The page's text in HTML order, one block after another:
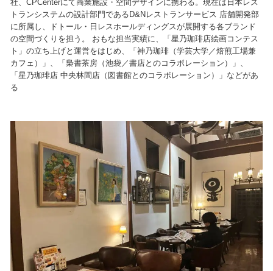
社、CPCenterにて商業施設・空間デザインに携わる。現在は日本レス
トランシステムの設計部門であるD&Nレストランサービス 店舗開発部
に所属し、ドトール・日レスホールディングスが展開する各ブランド
の空間づくりを担う。 おもな担当実績に、「星乃珈琲店絵画コンテス
ト」の立ち上げと運営をはじめ、「神乃珈琲（学芸大学／焙煎工場兼
カフェ）」、「梟書茶房（池袋／書店とのコラボレーション）」、
「星乃珈琲店 中央林間店（図書館とのコラボレーション）」などがあ
る